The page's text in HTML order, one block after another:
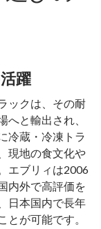
躍
ックは、その耐
と輸出され、
冷蔵・冷凍トラ
現地の食文化や
エブリィは2006
内外で高評価を
日本国内で長年
が可能です。